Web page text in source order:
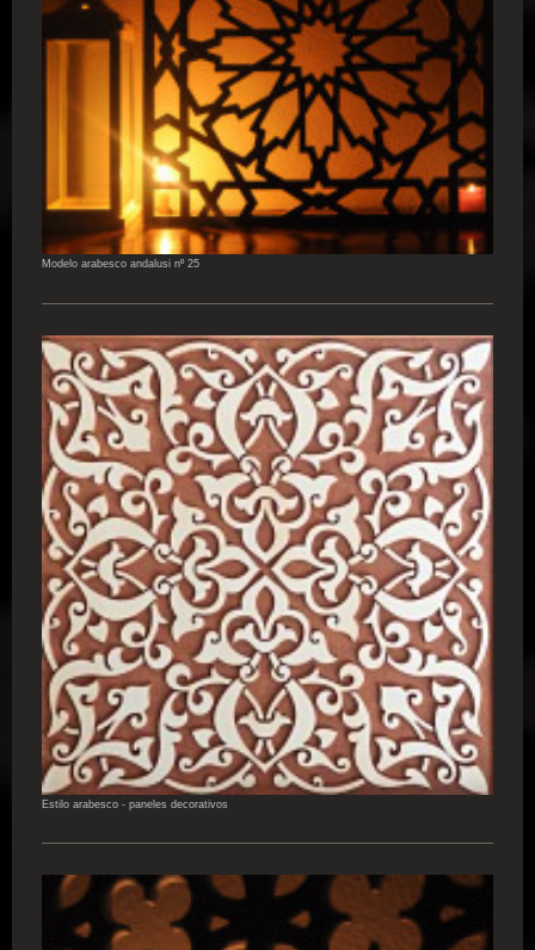
Modelo arabesco andalusi nº 25
Estilo arabesco - paneles decorativos